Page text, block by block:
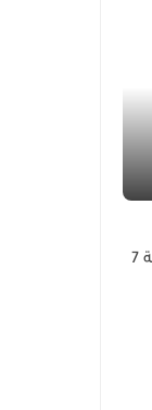
أبراج اليوم الجمعة 7